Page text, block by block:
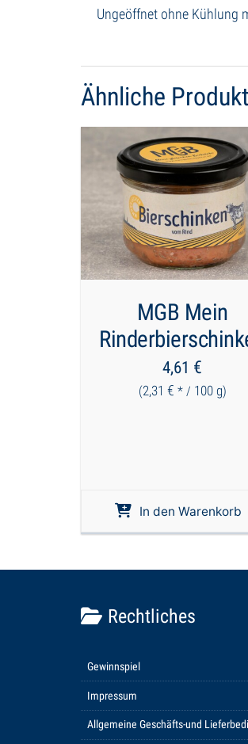
Ungeöffnet ohne Kühlung
Ähnliche
MGB Mein
4,61 €
(2,31 € * / 100 g)
In den Warenkorb
Rechtliches
Gewinnspiel
Impressum
Allgemeine Geschäfts-und